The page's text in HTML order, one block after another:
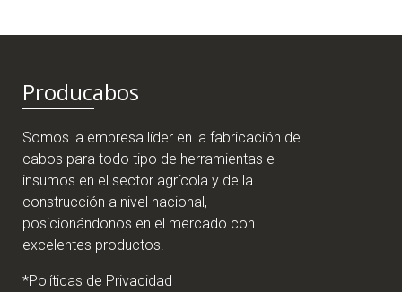
Producabos
Somos la empresa líder en la fabricación de
cabos para todo tipo de herramientas e
insumos en el sector agrícola y de la
construcción a nivel nacional,
posicionándonos en el mercado con
excelentes productos.
*Políticas de Privacidad